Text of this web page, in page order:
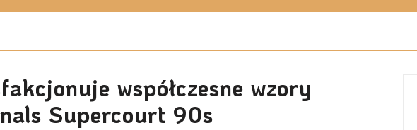
współczesne wzory
Supercourt 90s